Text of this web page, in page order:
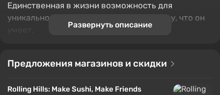
Единственная в жизни возможность для
уникального робота показать всему миру, что он
Развернуть описание
Предложения магазинов и скидки
Rolling Hills: Make Sushi, Make Friends